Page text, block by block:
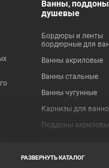
Ванны, поддоны
душевые
Бордюры и ленты
бордюрные для
Ванны акриловые
Ванны стальные
Ванны чугунные
Карнизы для
Поддоны
Пробки для ванн
РАЗВЕРНУТЬ КАТАЛОГ